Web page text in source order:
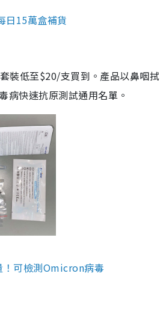
日15萬盒補貨
裝低至$20/支買到。產品以鼻咽
病快速抗原測試通用名單。
！可檢測Omicron病毒